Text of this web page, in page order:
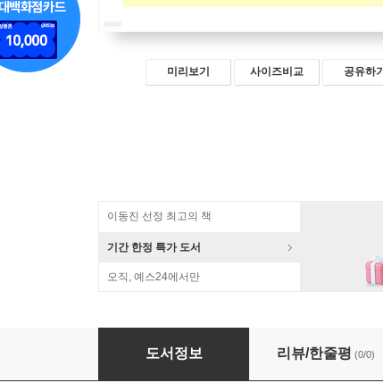
미리보기 사이즈비교 공유하기
이동진 선정 최고의 책
기간 한정 특가 도서
오직, 예스24에서만
세설신어보 4 (큰글자책)
도서정보 리뷰/한줄평 (0/0)